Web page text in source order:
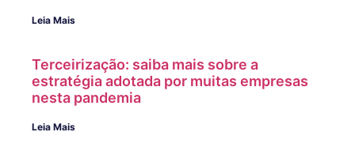
Leia Mais
Terceirização: saiba mais sobre a
estratégia adotada por muitas empresas
nesta pandemia
Leia Mais